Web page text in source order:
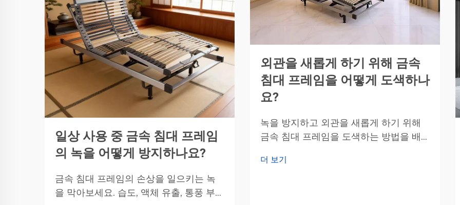
일상 사용 중 금속 침대 프레임
의 녹을 어떻게 방지하나요?
금속 침대 프레임의 손상을 일으키는 녹
을 막아보세요. 습도, 액체 유출, 통풍 부족
외관을 새롭게 하기 위해 금속
침대 프레임을 어떻게 도색하나
요?
녹을 방지하고 외관을 새롭게 하기 위해
금속 침대 프레임을 도색하는 방법을 배
기 위한 최적의 프라이머, 페인트 및 준비
더 보기